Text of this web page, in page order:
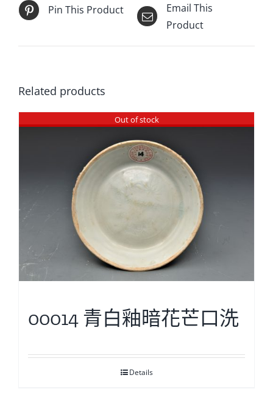
Pin This Product
Email This
Product
Related products
Out of stock
00014 青白釉暗花芒口洗
Details